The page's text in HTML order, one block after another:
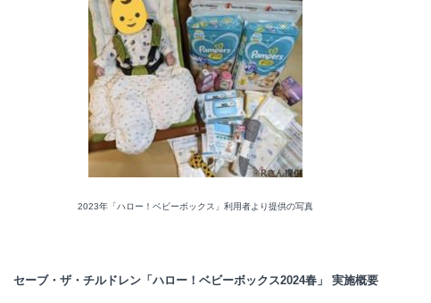
2023年「ハロー！ベビーボックス」利用者より提供の写真
セーブ・ザ・チルドレン「ハロー！ベビーボックス2024春」 実施概要